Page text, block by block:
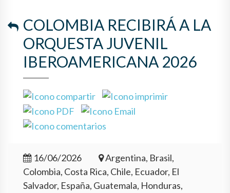
COLOMBIA RECIBIRÁ A LA
ORQUESTA JUVENIL
IBEROAMERICANA 2026
16/06/2026
Argentina, Brasil,
Colombia, Costa Rica, Chile, Ecuador, El
Salvador, España, Guatemala, Honduras,